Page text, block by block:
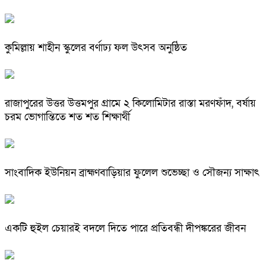
কুমিল্লায় শাহীন স্কুলের বর্ণাঢ্য ফল উৎসব অনুষ্ঠিত
রাজাপুরের উত্তর উত্তমপুর গ্রামে ২ কিলোমিটার রাস্তা মরণফাঁদ, বর্ষায়
চরম ভোগান্তিতে শত শত শিক্ষার্থী
সাংবাদিক ইউনিয়ন ব্রাহ্মণবাড়িয়ার ফুলেল শুভেচ্ছা ও সৌজন্য সাক্ষাৎ
একটি হুইল চেয়ারই বদলে দিতে পারে প্রতিবন্ধী দীপঙ্করের জীবন